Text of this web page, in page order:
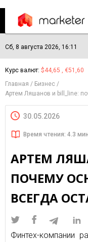
Сб, 8 августа 2026, 16:11
Курс валют: $44,65 , €51,60
Главная
Бизнес
Артем Ляшанов и bill_line:
30.05.2026
Время чтения: 4.3
АРТЕМ
ПОЧЕМУ
ВСЕГДА
Финтех-компании